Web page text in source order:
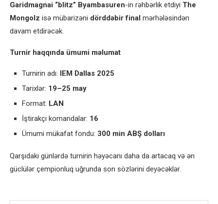
Garidmagnai “blitz” Byambasuren-in rəhbərlik etdiyi The
Mongolz isə mübarizəni dörddəbir final mərhələsindən
davam etdirəcək.
Turnir haqqında ümumi məlumat
Turnirin adı:
IEM Dallas 2025
Tarixlər: 19–25 may
Format: LAN
İştirakçı komandalar: 16
Ümumi mükafat fondu: 300 min ABŞ dolları
Qarşıdakı günlərdə turnirin həyəcanı daha da artacaq və ən
güclülər çempionluq uğrunda son sözlərini deyəcəklər.